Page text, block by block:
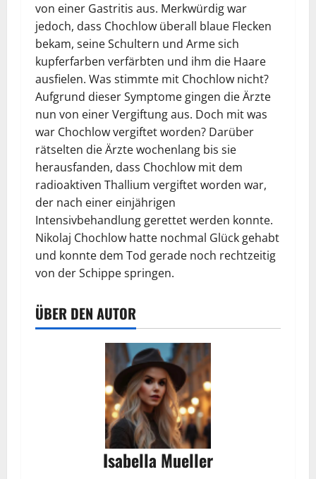
von einer Gastritis aus. Merkwürdig war
jedoch, dass Chochlow überall blaue Flecken
bekam, seine Schultern und Arme sich
kupferfarben verfärbten und ihm die Haare
ausfielen. Was stimmte mit Chochlow nicht?
Aufgrund dieser Symptome gingen die Ärzte
nun von einer Vergiftung aus. Doch mit was
war Chochlow vergiftet worden? Darüber
rätselten die Ärzte wochenlang bis sie
herausfanden, dass Chochlow mit dem
radioaktiven Thallium vergiftet worden war,
der nach einer einjährigen
Intensivbehandlung gerettet werden konnte.
Nikolaj Chochlow hatte nochmal Glück gehabt
und konnte dem Tod gerade noch rechtzeitig
von der Schippe springen.
ÜBER DEN AUTOR
Isabella Mueller